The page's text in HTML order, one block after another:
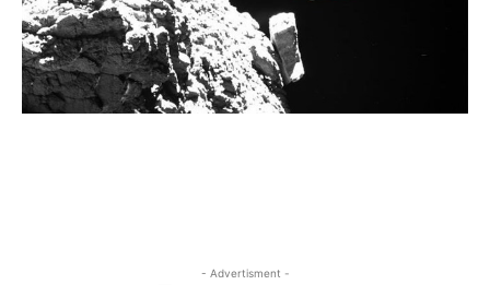
- Advertisment -